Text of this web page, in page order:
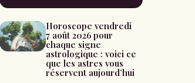
Horoscope vendredi
7 août 2026 pour
chaque signe
astrologique : voici ce
que les astres vous
réservent aujourd’hui